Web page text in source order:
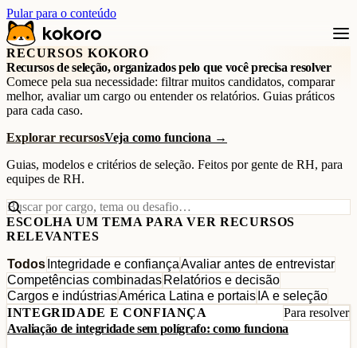
Pular para o conteúdo
RECURSOS KOKORO
Recursos de seleção, organizados pelo que você precisa resolver
Comece pela sua necessidade: filtrar muitos candidatos, comparar
melhor, avaliar um cargo ou entender os relatórios. Guias práticos
para cada caso.
Explorar recursosVeja como funciona →
Guias, modelos e critérios de seleção. Feitos por gente de RH, para
equipes de RH.
ESCOLHA UM TEMA PARA VER RECURSOS
RELEVANTES
Todos Integridade e confiançaAvaliar antes de entrevistar
Competências combinadas Relatórios e decisão
Cargos e indústriasAmérica Latina e portais IA e seleção
INTEGRIDADE E CONFIANÇA
Para resolver
Avaliação de integridade sem polígrafo: como funciona